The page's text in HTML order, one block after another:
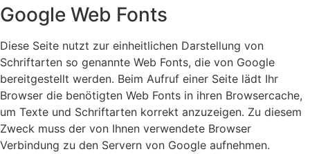
Google Web Fonts
Diese Seite nutzt zur einheitlichen Darstellung von
Schriftarten so genannte Web Fonts, die von Google
bereitgestellt werden. Beim Aufruf einer Seite lädt Ihr
Browser die benötigten Web Fonts in ihren Browsercache,
um Texte und Schriftarten korrekt anzuzeigen. Zu diesem
Zweck muss der von Ihnen verwendete Browser
Verbindung zu den Servern von Google aufnehmen.